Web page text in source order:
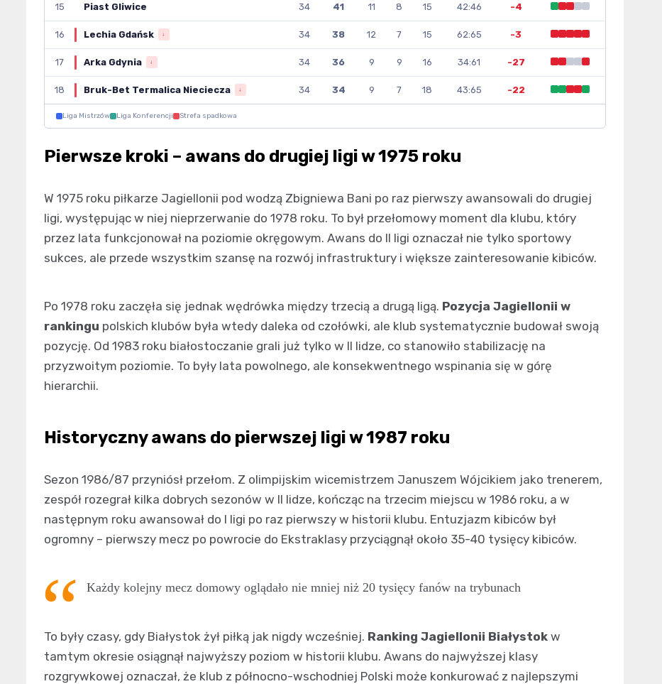
15 Piast Gliwice 34 41 11 8 15 42:46 -4
16 Lechia Gdańsk ↓ 34 38 12 7 15 62:65 -3
17 Arka Gdynia ↓ 34 36 9 9 16 34:61 -27
18 Bruk-Bet Termalica Nieciecza ↓ 34 34 9 7 18 43:65 -22
Liga Mistrzów Liga Konferencji Strefa spadkowa
Pierwsze kroki – awans do drugiej ligi w 1975 roku
W 1975 roku piłkarze Jagiellonii pod wodzą Zbigniewa Bani po raz pierwszy awansowali do drugiej
ligi, występując w niej nieprzerwanie do 1978 roku. To był przełomowy moment dla klubu, który
przez lata funkcjonował na poziomie okręgowym. Awans do II ligi oznaczał nie tylko sportowy
sukces, ale przede wszystkim szansę na rozwój infrastruktury i większe zainteresowanie kibiców.
Po 1978 roku zaczęła się jednak wędrówka między trzecią a drugą ligą. Pozycja Jagiellonii w
rankingu polskich klubów była wtedy daleka od czołówki, ale klub systematycznie budował swoją
pozycję. Od 1983 roku białostoczanie grali już tylko w II lidze, co stanowiło stabilizację na
przyzwoitym poziomie. To były lata powolnego, ale konsekwentnego wspinania się w górę
hierarchii.
Historyczny awans do pierwszej ligi w 1987 roku
Sezon 1986/87 przyniósł przełom. Z olimpijskim wicemistrzem Januszem Wójcikiem jako trenerem,
zespół rozegrał kilka dobrych sezonów w II lidze, kończąc na trzecim miejscu w 1986 roku, a w
następnym roku awansował do I ligi po raz pierwszy w historii klubu. Entuzjazm kibiców był
ogromny – pierwszy mecz po powrocie do Ekstraklasy przyciągnął około 35-40 tysięcy kibiców.
Każdy kolejny mecz domowy oglądało nie mniej niż 20 tysięcy fanów na trybunach
To były czasy, gdy Białystok żył piłką jak nigdy wcześniej. Ranking Jagiellonii Białystok w
tamtym okresie osiągnął najwyższy poziom w historii klubu. Awans do najwyższej klasy
rozgrywkowej oznaczał, że klub z północno-wschodniej Polski może konkurować z najlepszymi